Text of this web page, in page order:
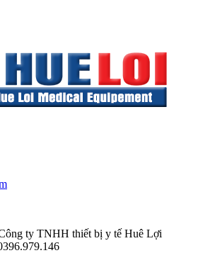
ty TNHH thiết bị y tế Huê Lợi